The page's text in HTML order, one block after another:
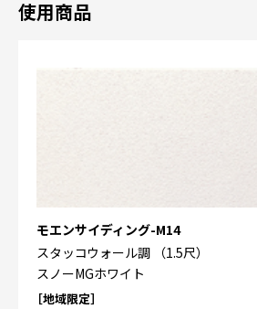
使用商品
モエンサイディング-M14
スタッコウォール調 （1.5尺）
スノーMGホワイト
［地域限定］